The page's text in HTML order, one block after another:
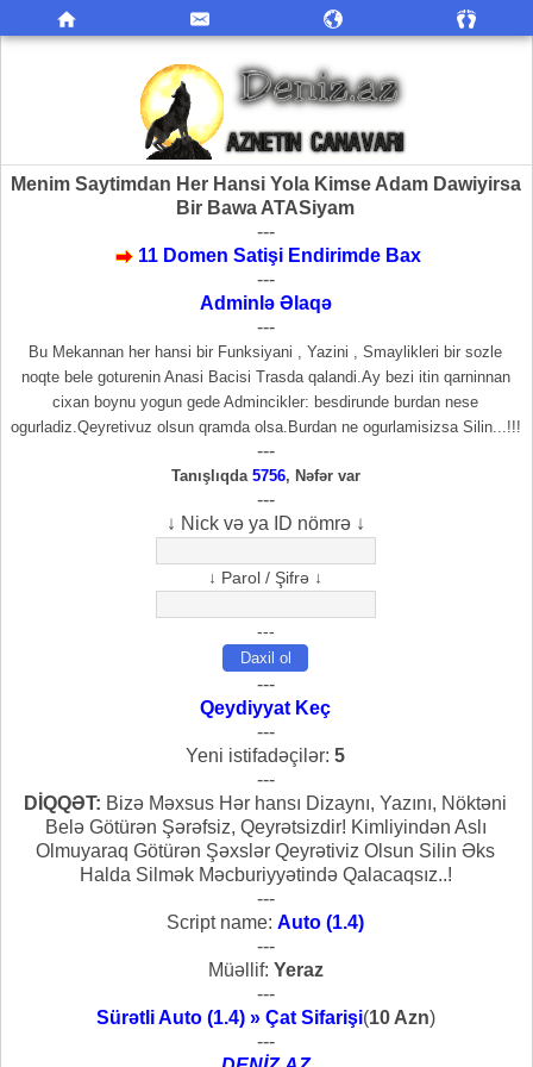
Menim Saytimdan Her Hansi Yola Kimse Adam Dawiyirsa
Bir Bawa ATASiyam
---
11 Domen Satişi Endirimde Bax
---
Adminlə Əlaqə
---
Bu Mekannan her hansi bir Funksiyani , Yazini , Smaylikleri bir sozle
noqte bele goturenin Anasi Bacisi Trasda qalandi.Ay bezi itin qarninnan
cixan boynu yogun gede Admincikler: besdirunde burdan nese
ogurladiz.Qeyretivuz olsun qramda olsa.Burdan ne ogurlamisizsa Silin...!!!
---
Tanışlıqda 5756, Nəfər var
---
↓ Nick və ya ID nömrə ↓
↓ Parol / Şifrə ↓
---
---
Qeydiyyat Keç
---
Yeni istifadəçilər: 5
---
DİQQƏT: Bizə Məxsus Hər hansı Dizaynı, Yazını, Nöktəni
Belə Götürən Şərəfsiz, Qeyrətsizdir! Kimliyindən Aslı
Olmuyaraq Götürən Şəxslər Qeyrətiviz Olsun Silin Əks
Halda Silmək Məcburiyyətində Qalacaqsız..!
---
Script name: Auto (1.4)
---
Müəllif: Yeraz
---
Sürətli Auto (1.4) » Çat Sifarişi(10 Azn)
---